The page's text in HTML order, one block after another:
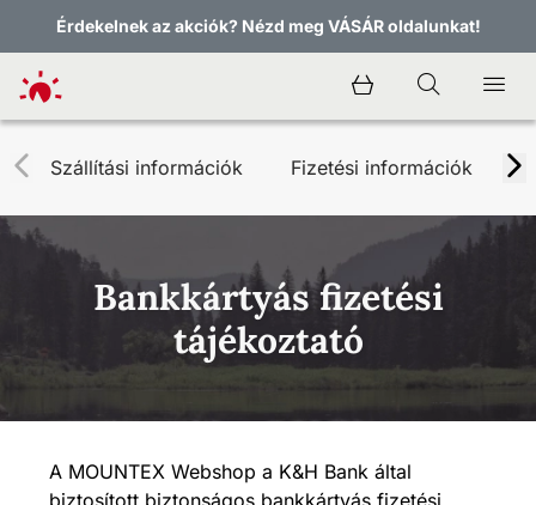
Érdekelnek az akciók? Nézd meg VÁSÁR oldalunkat!
Szállítási információk Fizetési információk
Bankkártyás fizetési
tájékoztató
A MOUNTEX Webshop a K&H Bank által